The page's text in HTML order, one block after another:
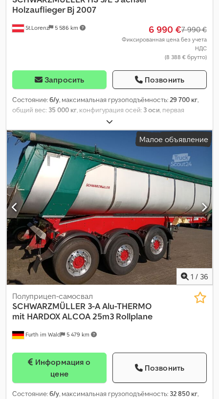
St.Lorenz 5 586 km
Holzauflieger Bj 2007
6 990 €7 990 €
Фиксированная цена без учета
НДС
(8 388 € брутто)
Запросить Позвонить
Состояние:б/у, максимальная грузоподъёмность: 29 700 кг,
общий вес: 35 000 кг , конфигурация осей: 3 оси , первая
, общая ширина:
4 000 мм,
Малое объявление
1 / 36
Furth im Wald 5 479 km
Полуприцеп-самосвал
SCHWARZMÜLLER 3-A Alu-THERMO
mit HARDOX ALCOA 25m3 Rollplane
цене
Позвонить
Состояние:б/у, максимальная грузоподъёмность: 32 850 кг,